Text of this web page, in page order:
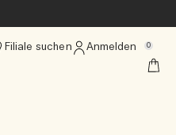
Filiale suchen Anmelden 0